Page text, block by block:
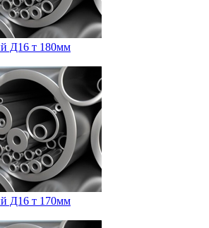
Д16 т 180мм
Д16 т 170мм